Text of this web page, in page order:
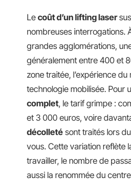
Le coût d’un lifting laser
nombreuses interrogations.
grandes agglomérations,
généralement entre 400 et
zone traitée, l’expérience du
technologie mobilisée. Pour
complet, le tarif grimpe :
et 3 000 euros, voire
décolleté sont traités lors
vous. Cette variation reflète
travailler, le nombre de
aussi la renommée du